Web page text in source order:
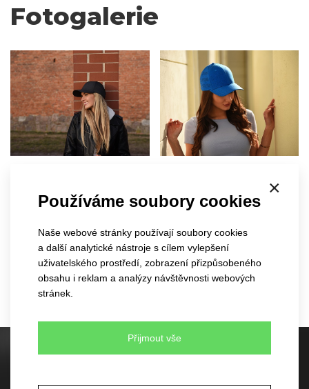
×
Používáme soubory cookies
Naše webové stránky používají soubory cookies
a další analytické nástroje s cílem vylepšení
uživatelského prostředí, zobrazení přizpůsobeného
obsahu i reklam a analýzy návštěvnosti webových
stránek.
Přijmout vše
Fotogalerie